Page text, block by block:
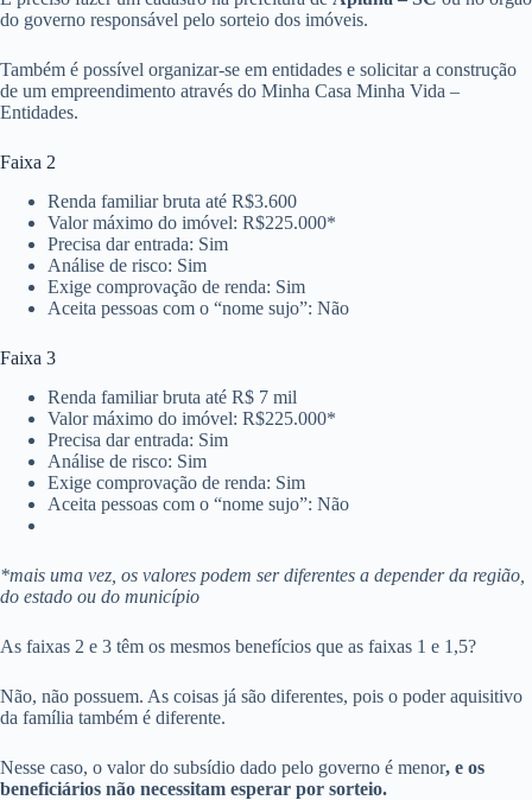
do governo responsável pelo sorteio dos imóveis.
Também é possível organizar-se em entidades e solicitar a construção
de um empreendimento através do Minha Casa Minha Vida –
Entidades.
Faixa 2
Renda familiar bruta até R$3.600
Valor máximo do imóvel: R$225.000*
Precisa dar entrada: Sim
Análise de risco: Sim
Exige comprovação de renda: Sim
Aceita pessoas com o “nome sujo”: Não
Faixa 3
Renda familiar bruta até R$ 7 mil
Valor máximo do imóvel: R$225.000*
Precisa dar entrada: Sim
Análise de risco: Sim
Exige comprovação de renda: Sim
Aceita pessoas com o “nome sujo”: Não
*mais uma vez, os valores podem ser diferentes a depender da região,
do estado ou do município
As faixas 2 e 3 têm os mesmos benefícios que as faixas 1 e 1,5?
Não, não possuem. As coisas já são diferentes, pois o poder aquisitivo
da família também é diferente.
Nesse caso, o valor do subsídio dado pelo governo é menor, e os
beneficiários não necessitam esperar por sorteio.